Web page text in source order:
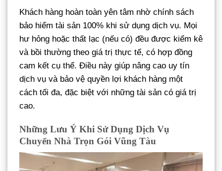
Khách hàng hoàn toàn yên tâm nhờ chính sách
bảo hiểm tài sản 100% khi sử dụng dịch vụ. Mọi
hư hỏng hoặc thất lạc (nếu có) đều được kiểm kê
và bồi thường theo giá trị thực tế, có hợp đồng
cam kết cụ thể. Điều này giúp nâng cao uy tín
dịch vụ và bảo vệ quyền lợi khách hàng một
cách tối đa, đặc biệt với những tài sản có giá trị
cao.
Những Lưu Ý Khi Sử Dụng Dịch Vụ
Chuyển Nhà Trọn Gói Vũng Tàu